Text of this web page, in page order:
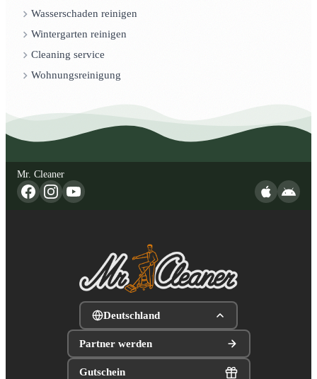
Wasserschaden reinigen
Wintergarten reinigen
Cleaning service
Wohnungsreinigung
Mr. Cleaner
Deutschland
Partner werden
Gutschein